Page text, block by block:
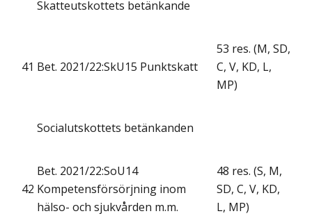
Skatteutskottets betänkande
41 Bet. 2021/22:SkU15 Punktskatt
53 res. (M, SD,
C, V, KD, L,
MP)
Socialutskottets betänkanden
42
Bet. 2021/22:SoU14
Kompetensförsörjning inom
hälso- och sjukvården m.m.
48 res. (S, M,
SD, C, V, KD,
L, MP)